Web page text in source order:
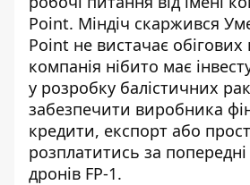
Point. Міндіч скаржився
Point не вистачає обігових
компанія нібито має
у розробку балістичних
забезпечити виробника
кредити, експорт або
розплатитись за
дронів FP-1.